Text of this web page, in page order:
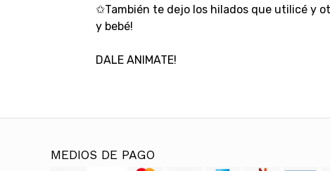
✩También te dejo los hilados que utilicé y
y bebé!
DALE ANIMATE!
MEDIOS DE PAGO